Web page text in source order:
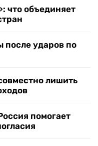
что объединяет
после ударов по
лишить
помогает